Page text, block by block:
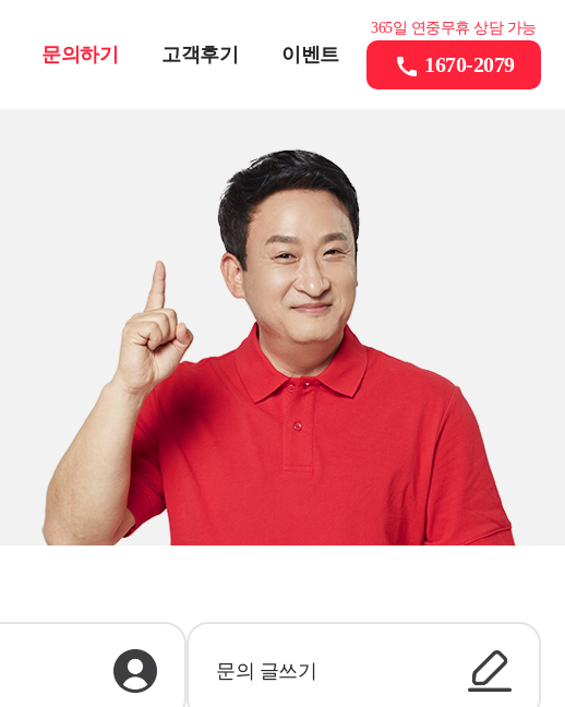
문의하기 고객후기 이벤트
365일 연중무휴 상담 가능
call 1670-2079
문의 글쓰기